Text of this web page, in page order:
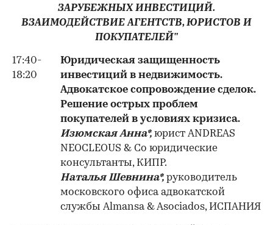
ЗАРУБЕЖНЫХ ИНВЕСТИЦИЙ.
ВЗАИМОДЕЙСТВИЕ АГЕНТСТВ, ЮРИСТОВ И
ПОКУПАТЕЛЕЙ"
17:40-
18:20
Юридическая защищенность
инвестиций в недвижимость.
Адвокатское сопровождение сделок.
Решение острых проблем
покупателей в условиях кризиса.
Изюмская Анна*, юрист ANDREAS
NEOCLEOUS & Co юридические
консультанты, КИПР.
Наталья Шевнина*, руководитель
московского офиса адвокатской
службы Almansa & Asociados, ИСПАНИЯ